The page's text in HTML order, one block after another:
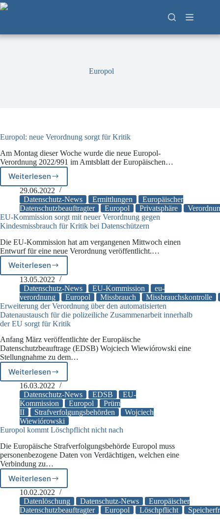
Zum
Inhalt
Europol
Europol: neue Verordnung sorgt für Kritik
Am Montag dieser Woche wurde die neue Europol-
Verordnung 2022/991 im Amtsblatt der Europäischen…
Weiterlesen
Europol:
neue
Verordnung
sorgt
für
Kritik
29.06.2022
Datenschutz-News
Ermittlungen
Europäischer
Datenschutzbeauftragter
Europol Privatsphäre
EU-Kommission sorgt mit neuer Verordnung gegen
Kindesmissbrauch für Kritik bei Datenschützern
Die EU-Kommission hat am vergangenen Mittwoch einen
Entwurf für eine neue Verordnung veröffentlicht.…
Weiterlesen
EU-
Kommission
sorgt
mit
neuer
Verordnung
gegen
Kindesmissbrauch
für
Kritik
bei
Datenschützern
13.05.2022
Datenschutz-News
EU-Kommission
eu-
verordnung
Europol Missbrauch
Missbrauchskontrolle
Erweiterung der Verordnung über den automatisierten
Datenaustausch für die polizeiliche Zusammenarbeit innerhalb
der EU sorgt für Kritik
Anfang März veröffentlichte der Europäische
Datenschutzbeauftrage (EDSB) Wojciech Wiewiórowski eine
Stellungnahme zu dem…
WeiterlesenErweiterung
der
Verordnung
über
den
automatisierten
Datenaustausch
für
die
polizeiliche
Zusammenarbeit
innerhalb
der
EU
sorgt
für
16.03.2022
Datenschutz-News
EDSB
EU-
Kommission
Europol
Prüm
II
Strafverfolgungsbehörden
Wojciech
Wiewiórowski
Europol kommt Löschpflicht nicht nach
Die Europäische Strafverfolgungsbehörde Europol muss
personenbezogene Daten von Verdächtigen, welchen eine
Verbindung zu…
Weiterlesen
Europol
kommt
Löschpflicht
nicht
10.02.2022
Datenlöschung
Datenschutz-News
Europäischer
Datenschutzbeauftragter
Europol Löschpflicht